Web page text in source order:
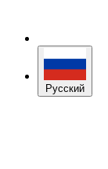
Русский